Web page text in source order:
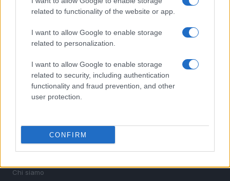
related to functionality of the website or app.
I want to allow Google to enable storage
related to personalization.
I want to allow Google to enable storage
related to security, including authentication
functionality and fraud prevention, and other
user protection.
CONFIRM
le discipline che fanno emozionare gli appassionati di
Calcio
Tennis
Chi siamo